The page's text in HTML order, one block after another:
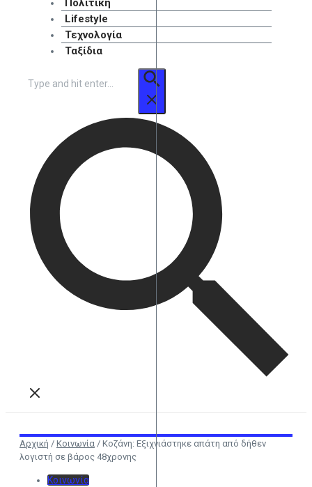
Πολιτική
Lifestyle
Τεχνολογία
Ταξίδια
για:
Αρχική / Κοινωνία / Κοζάνη: Εξιχνιάστηκε απάτη από δήθεν
λογιστή σε βάρος 48χρονης
Κοινωνία